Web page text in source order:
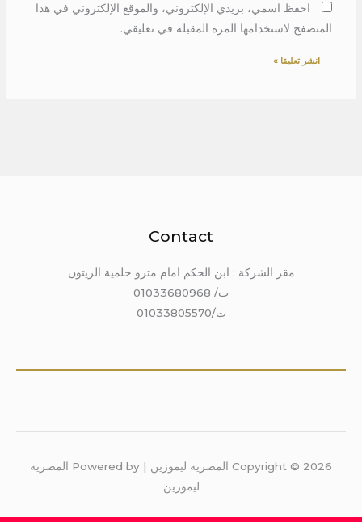
احفظ اسمي، بريدي الإلكتروني، والموقع الإلكتروني في هذا
المتصفح لاستخدامها المرة المقبلة في تعليقي.
Contact
مقر الشركة : ابن الحكم امام مترو حلمية الزيتون
ت/ 01033680968
ت/01033805570
Copyright © 2026 المصرية ليموزين | Powered by المصرية
ليموزين